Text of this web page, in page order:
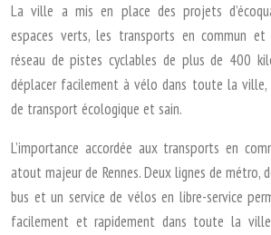
La ville a mis en place des projets
espaces verts, les transports en commun
réseau de pistes cyclables de plus de 400
déplacer facilement à vélo dans toute la ville,
de transport écologique et sain.
L’importance accordée aux transports en
atout majeur de Rennes. Deux lignes de métro,
bus et un service de vélos en libre-service
facilement et rapidement dans toute la